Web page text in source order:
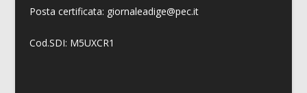
Posta certificata: giornaleadige@pec.it
Cod.SDI: M5UXCR1